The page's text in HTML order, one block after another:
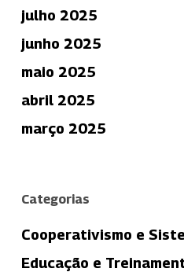
julho 2025
junho 2025
maio 2025
abril 2025
março 2025
Categorias
Cooperativismo e
Educação e